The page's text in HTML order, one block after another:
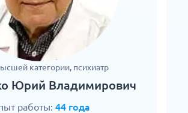
категории, психиатр
Юрий Владимирович
работы: 44 года